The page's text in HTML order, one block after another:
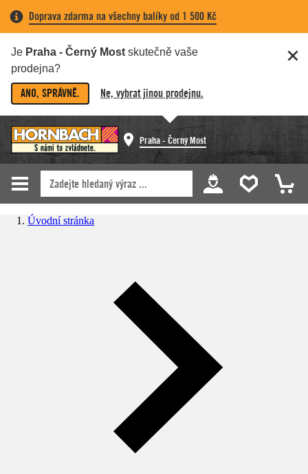
Doprava zdarma na všechny balíky od 1 500 Kč
Je Praha - Černý Most skutečně vaše
prodejna?
ANO, SPRÁVNĚ. Ne, vybrat jinou prodejnu.
Praha - Černý Most
Úvodní stránka